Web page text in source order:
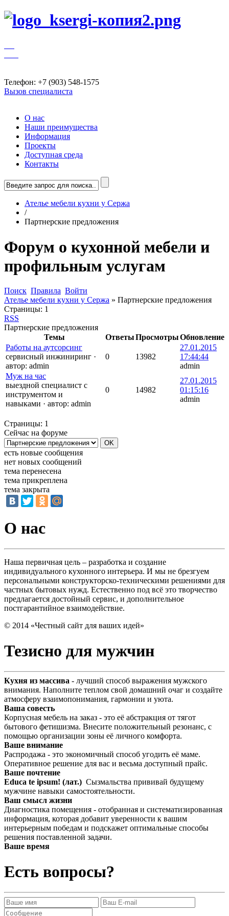
Телефон: +7 (903) 548-1575
Вызов специалиста
О нас
Наши преимущества
Информация
Проекты
Доступная среда
Контакты
Ателье мебели кухни у Сержа
/
Партнерские предложения
Форум о кухонной мебели и
профильным услугам
Поиск Правила Войти
Ателье мебели кухни у Сержа » Партнерские предложения
Страницы: 1
RSS
Партнерские предложения
Темы
ОтветыПросмотрыОбновление
Работы на аутсорсинг
сервисный инжиниринг ·
автор: admin
0 13982
27.01.2015
17:44:44
admin
Муж на час
выездной специалист с
инструментом и
навыками · автор: admin
0 14982
27.01.2015
01:15:16
admin
Страницы: 1
Сейчас на форуме
есть новые сообщения
нет новых сообщений
тема перенесена
тема прикреплена
тема закрыта
О нас
Наша первичная цель – разработка и создание
индивидуального кухонного интерьера. И мы не брезгуем
персональными конструкторско-техническими решениями для
частных бытовых нужд. Естественно под всё это творчество
предлагается достойный сервис, и дополнительное
постгарантийное взаимодействие.
© 2014 «Честный сайт для ваших идей»
Тезисно для мужчин
Кухня из массива - лучший способ выражения мужского
внимания. Наполните теплом свой домашний очаг и создайте
атмосферу взаимопонимания, гармонии и уюта.
Ваша совесть
Корпусная мебель на заказ - это её абстракция от тягот
бытового фетишизма. Внесите положительный резонанс, с
помощью организации зоны её личного комфорта.
Ваше внимание
Распродажа - это экономичный способ угодить её маме.
Оперативное решение для вас и весьма доступный прайс.
Ваше почтение
Educa te ipsum! (лат.) Сызмальства прививай будущему
мужчине навыки самостоятельности.
Ваш смысл жизни
Диагностика помещения - отобранная и систематизированная
информация, которая добавит уверенности к вашим
интерьерным победам и подскажет оптимальные способы
решения поставленной задачи.
Ваше время
Есть вопросы?